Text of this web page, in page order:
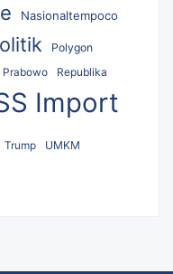
Nasionaltempoco
Polygon
Prabowo Republika
Import
Trump UMKM